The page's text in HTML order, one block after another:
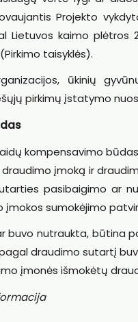
Projekto
kaimo plėtros
taisyklės).
ūkinių
pirkimų įstatymo
kompensavimo
įmoką ir
pasibaigimo ar
sumokėjimo
buvo nutraukta, būtina
draudimo sutartį
įmonės išmokėtų